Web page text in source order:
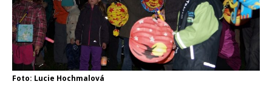
Foto: Lucie Hochmalová